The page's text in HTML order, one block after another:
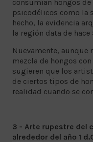
consumían hongos
psicodélicos como la
hecho, la evidencia
la región data de hace
Nuevamente, aunque
mezcla de hongos
sugieren que los
de ciertos tipos de
realidad cuando se
3 - Arte rupestre del
alrededor del año 1